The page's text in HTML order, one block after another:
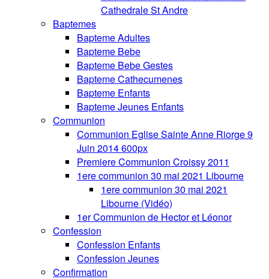
Cathedrale St Andre
Baptemes
Bapteme Adultes
Bapteme Bebe
Bapteme Bebe Gestes
Bapteme Cathecumenes
Bapteme Enfants
Bapteme Jeunes Enfants
Communion
Communion Eglise Sainte Anne Riorge 9
Juin 2014 600px
Premiere Communion Croissy 2011
1ere communion 30 mai 2021 Libourne
1ere communion 30 mai 2021
Libourne (Vidéo)
1er Communion de Hector et Léonor
Confession
Confession Enfants
Confession Jeunes
Confirmation